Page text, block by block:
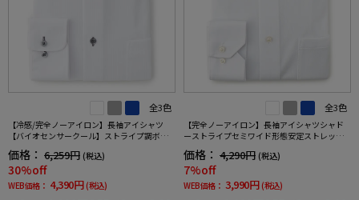
全3色
【冷感/完全ノーアイロン】長袖アイシャツ
【バイオセンサークール】ストライプ調ボタ
ンダウンストライプ形態安定ストレッチ防汚
効果吸汗速乾ワイシャツ春夏
価格： 6,259円 (税込)
30%off
WEB価格： 4,390円 (税込)
全3色
【完全ノーアイロン】長袖アイシャツシャド
ーストライプセミワイド形態安定ストレッチ
吸汗速乾ワイシャツ通年
価格： 4,290円 (税込)
7%off
WEB価格： 3,990円 (税込)